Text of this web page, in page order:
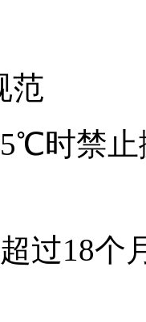
范
时禁
过18个